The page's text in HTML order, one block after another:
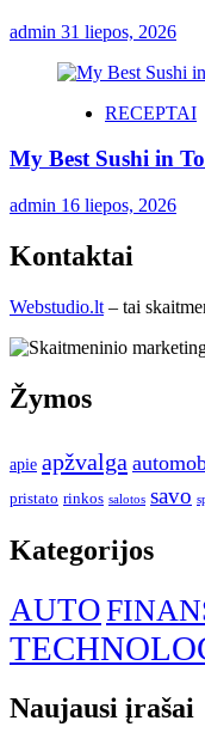
admin 31 liepos, 2026
RECEPTAI
My Best Sushi in
admin 16 liepos, 2026
Kontaktai
Webstudio.lt – tai
Žymos
apie apžvalga
pristato rinkos salotos savo
Kategorijos
AUTO
Naujausi įrašai